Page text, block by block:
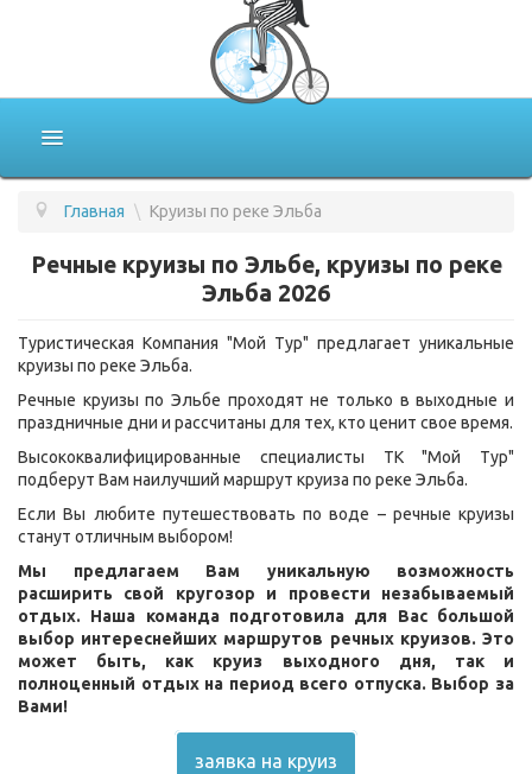
ПОДБОР ТУРА
ГОРЯЩИЕ ТУРЫ
УСЛУГИ
ВОПРОС - ОТВЕТ
О КОМПАНИИ
ОТЗЫВЫ
КОНТАКТЫ
Главная \ Круизы по реке Эльба
Речные круизы по Эльбе, круизы по реке
Эльба 2026
Туристическая Компания "Мой Тур" предлагает уникальные
круизы по реке Эльба.
Речные круизы по Эльбе проходят не только в выходные и
праздничные дни и рассчитаны для тех, кто ценит свое время.
Высококвалифицированные специалисты ТК "Мой Тур"
подберут Вам наилучший маршрут круиза по реке Эльба.
Если Вы любите путешествовать по воде – речные круизы
станут отличным выбором!
Мы предлагаем Вам уникальную возможность
расширить свой кругозор и провести незабываемый
отдых. Наша команда подготовила для Вас большой
выбор интереснейших маршрутов речных круизов. Это
может быть, как круиз выходного дня, так и
полноценный отдых на период всего отпуска. Выбор за
Вами!
заявка на круиз